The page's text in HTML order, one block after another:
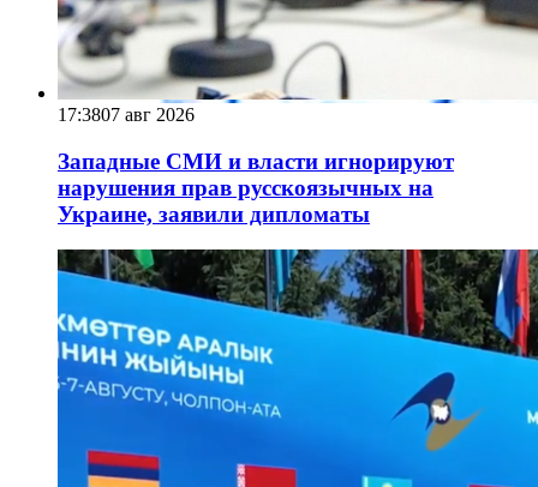
17:3807 авг 2026
Западные СМИ и власти игнорируют
нарушения прав русскоязычных на
Украине, заявили дипломаты